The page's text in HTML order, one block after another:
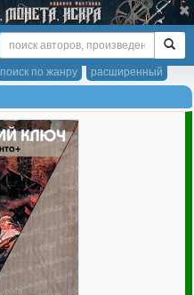
расширенный
поиск по жанру